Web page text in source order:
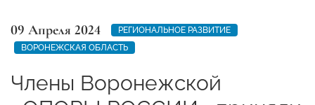
09 Апреля 2024
РЕГИОНАЛЬНОЕ РАЗВИТИЕ
ВОРОНЕЖСКАЯ ОБЛАСТЬ
Члены Воронежской